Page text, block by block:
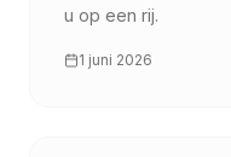
u op een rij.
1 juni 2026